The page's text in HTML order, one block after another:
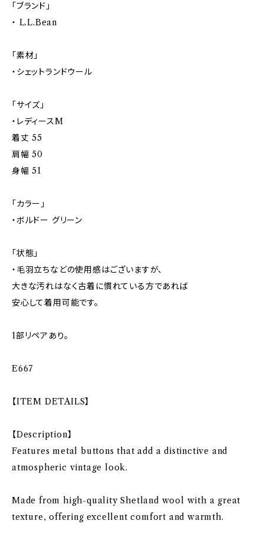
「ブランド」
・ L.L.Bean
「素材」
・シェットランドウール
「サイズ」
・レディースM
着丈 55
肩幅 50
身幅 51
「カラー」
・ボルドー グリーン
「状態」
・毛羽立ちなどの使用感はございますが、
大きな汚れはなく古着に慣れている方であれば
安心して着用可能です。
1部リペアあり。
E667
【ITEM DETAILS】
【Description】
Features metal buttons that add a distinctive and
atmospheric vintage look.
Made from high-quality Shetland wool with a great
texture, offering excellent comfort and warmth.